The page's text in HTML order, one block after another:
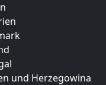
und Herzegowina